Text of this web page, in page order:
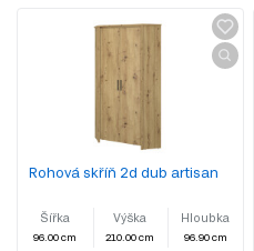
Rohová skříň 2d dub artisan
Šířka
96.00 cm
Výška
210.00 cm
Hloubka
96.90 cm